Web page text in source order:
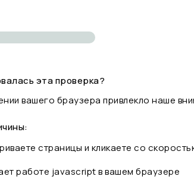
эта проверка?
вашего браузера привлекло наше
страницы и кликаете со
работе javascript в вашем браузере